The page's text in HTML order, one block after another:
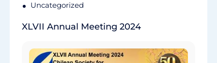
Uncategorized
XLVII Annual Meeting 2024